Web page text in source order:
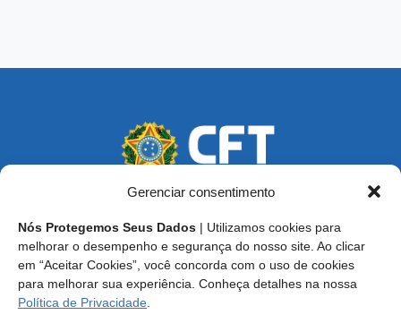
Gerenciar consentimento
Nós Protegemos Seus Dados | Utilizamos cookies para
melhorar o desempenho e segurança do nosso site. Ao clicar
em “Aceitar Cookies”, você concorda com o uso de cookies
para melhorar sua experiência. Conheça detalhes na nossa
Política de Privacidade
Endereço: SCS, Quadra 02, Bloco D, Ed. Oscar Niemeyer,
9º Andar CEP 70.316-900 - Brasília/DF
Central de Atendimento ao Técnico:0800 016-1515